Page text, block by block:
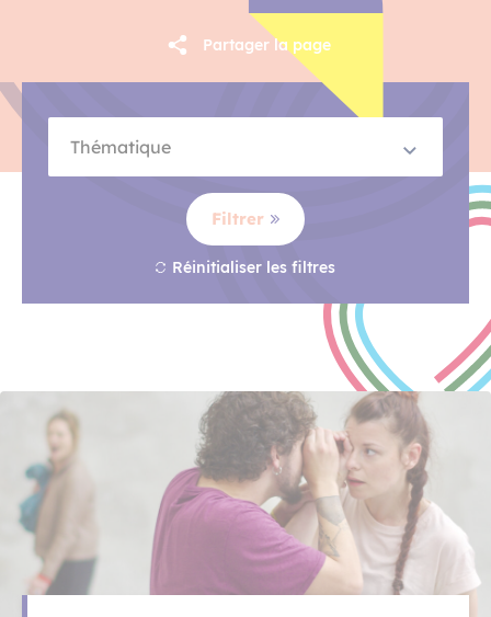
Partager la page
Thématique
Filtrer
Réinitialiser les filtres